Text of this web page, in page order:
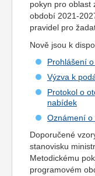
pokyn pro oblast
období 2021-
pravidel pro
Nově jsou k
Prohlášení
Výzva k
Protokol o
nabídek
Oznámení o
Doporučené
stanovisku
Metodickému
programovém